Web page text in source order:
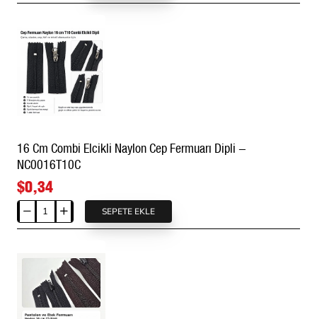
Cm
Cep
Fermuarı
Dipli
NC0015T5
16 Cm Combi Elcikli Naylon Cep Fermuarı Dipli -
NC0016T10C
$0,34
16
Cm
Naylon
Cep
Fermuarı
SEPETE EKLE